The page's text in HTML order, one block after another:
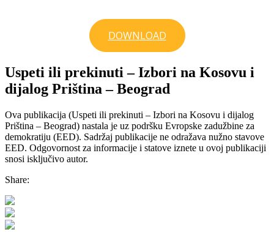
DOWNLOAD
Uspeti ili prekinuti – Izbori na Kosovu i
dijalog Priština – Beograd
Ova publikacija (Uspeti ili prekinuti – Izbori na Kosovu i dijalog
Priština – Beograd) nastala je uz podršku Evropske zadužbine za
demokratiju (EED). Sadržaj publikacije ne odražava nužno stavove
EED. Odgovornost za informacije i statove iznete u ovoj publikaciji
snosi isključivo autor.
Share: